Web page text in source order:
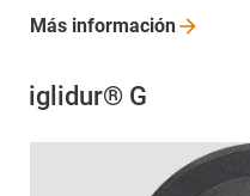
Más información
iglidur® G